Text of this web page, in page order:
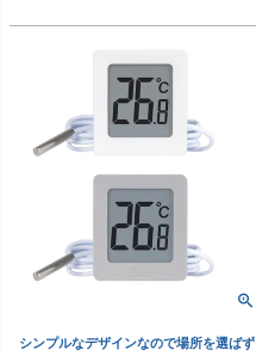
シンプルなデザインなので場所を選ばず